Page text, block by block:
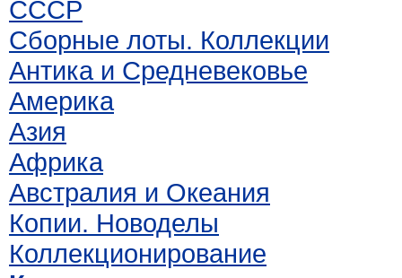
СССР
Сборные лоты. Коллекции
Антика и Средневековье
Америка
Азия
Африка
Австралия и Океания
Копии. Новоделы
Коллекционирование